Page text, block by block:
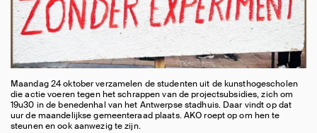
Maandag 24 oktober verzamelen de studenten uit de kunsthogescholen
die actie voeren tegen het schrappen van de projectsubsidies, zich om
19u30 in de benedenhal van het Antwerpse stadhuis. Daar vindt op dat
uur de maandelijkse gemeenteraad plaats. AKO roept op om hen te
steunen en ook aanwezig te zijn.